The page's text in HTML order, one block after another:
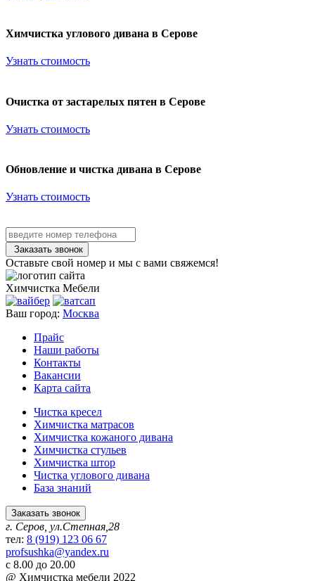
Химчистка углового дивана в Серове
Узнать стоимость
Очистка от застарелых пятен в Серове
Узнать стоимость
Обновление и чистка дивана в Серове
Узнать стоимость
Заказать звонок
Оставьте свой номер и мы с вами свяжемся!
Химчистка Мебели
Ваш город: Москва
Прайс
Наши работы
Контакты
Вакансии
Карта сайта
Чистка кресел
Химчистка матрасов
Химчистка кожаного дивана
Химчистка стульев
Химчистка штор
Чистка углового дивана
База знаний
Заказать звонок
г. Серов, ул.Степная,28
тел: 8 (919) 123 06 67
profsushka@yandex.ru
с 8.00 до 20.00
@ Химчистка мебели 2022